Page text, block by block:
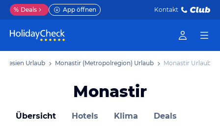
% Deals App öffnen Kontakt
Urlaub Monastir (Metropolregion) Urlaub Monastir Urlaub
Monastir
Übersicht Hotels Klima Deals